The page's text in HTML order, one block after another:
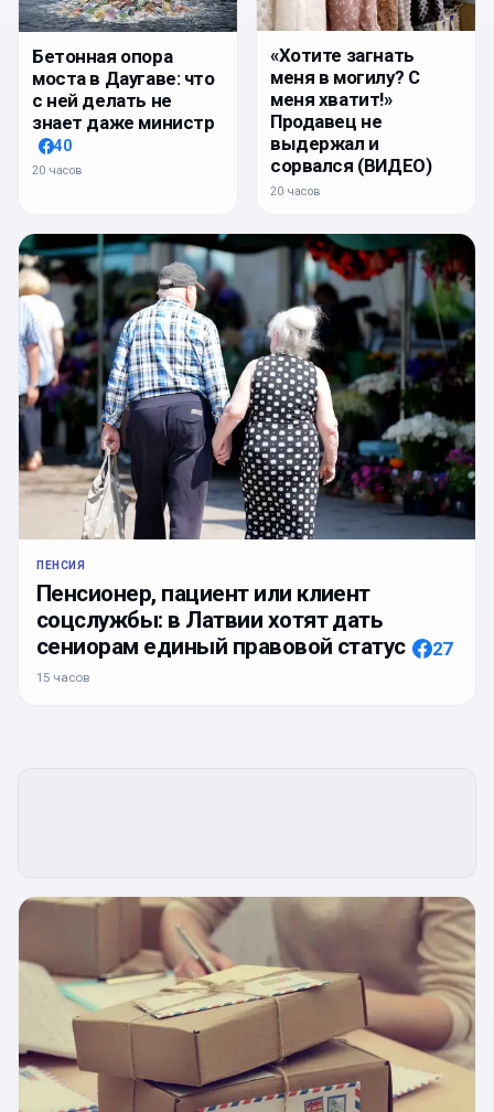
Бетонная опора
моста в Даугаве: что
с ней делать не
знает даже министр
40
20 часов
«Хотите загнать
меня в могилу? С
меня хватит!»
Продавец не
выдержал и
сорвался (ВИДЕО)
20 часов
ПЕНСИЯ
Пенсионер, пациент или клиент
соцслужбы: в Латвии хотят дать
сениорам единый правовой статус
27
15 часов